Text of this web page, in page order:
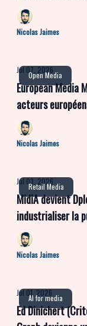
Nicolas Jaimes
Open Media
Jul 07, 2026
European Media
acteurs
revaloriser l'Open
Nicolas Jaimes
Retail Media
Jul 03, 2026
MidiA devient
industrialiser la
Nicolas Jaimes
AI for media
Jul 01, 2026
Ed Dinichert